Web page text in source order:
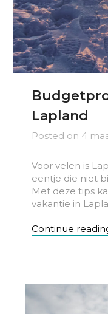
Lapland
Posted on 4
Voor velen is
eentje die niet
Met deze tips
vakantie in
Continue